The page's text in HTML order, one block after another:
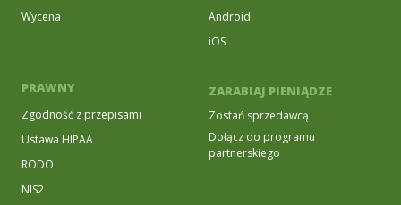
Wycena
Android
iOS
PRAWNY
Zgodność z przepisami
Ustawa HIPAA
RODO
NIS2
ZARABIAJ PIENIĄDZE
Zostań sprzedawcą
Dołącz do programu
partnerskiego